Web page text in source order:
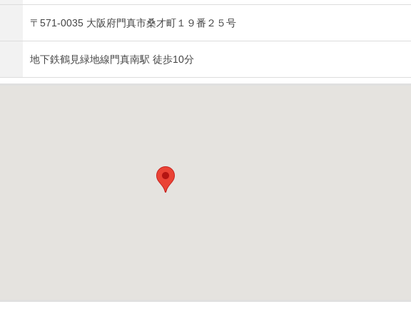
〒571-0035 大阪府門真市桑才町１９番２５号
地下鉄鶴見緑地線門真南駅 徒歩10分